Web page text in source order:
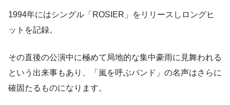
1994年にはシングル「ROSIER」をリリースしロングヒ
ットを記録。
その直後の公演中に極めて局地的な集中豪雨に見舞われる
という出来事もあり、「嵐を呼ぶバンド」の名声はさらに
確固たるものになります。